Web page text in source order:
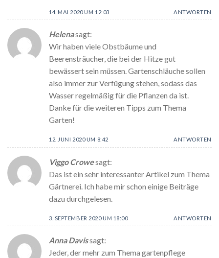
14. MAI 2020 UM 12:03 ANTWORTEN
Helenasagt:
Wir haben viele Obstbäume und
Beerensträucher, die bei der Hitze gut
bewässert sein müssen. Gartenschläuche sollen
also immer zur Verfügung stehen, sodass das
Wasser regelmäßig für die Pflanzen da ist.
Danke für die weiteren Tipps zum Thema
Garten!
12. JUNI 2020 UM 8:42 ANTWORTEN
Viggo Crowesagt:
Das ist ein sehr interessanter Artikel zum Thema
Gärtnerei. Ich habe mir schon einige Beiträge
dazu durchgelesen.
3. SEPTEMBER 2020 UM 18:00 ANTWORTEN
Anna Davissagt:
Jeder, der mehr zum Thema gartenpflege